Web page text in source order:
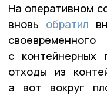
На оперативном
вновь обратил
с контейнерных
отходы из
а вот вокруг